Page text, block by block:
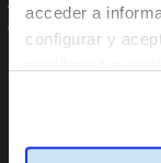
acceder a
configurar y
Google Play